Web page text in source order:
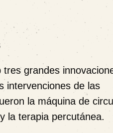
grandes
intervenciones de las
la máquina de
la terapia percutánea.